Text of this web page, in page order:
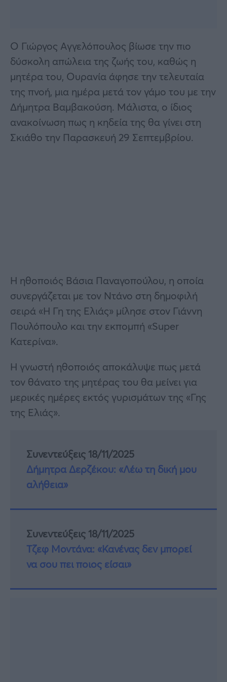
Ο Γιώργος Αγγελόπουλος βίωσε την πιο
δύσκολη απώλεια της ζωής του, καθώς η
μητέρα του, Ουρανία άφησε την τελευταία
της πνοή, μια ημέρα μετά τον γάμο του με την
Δήμητρα Βαμβακούση. Μάλιστα, ο ίδιος
ανακοίνωση πως η κηδεία της θα γίνει στη
Σκιάθο την Παρασκευή 29 Σεπτεμβρίου.
Η ηθοποιός Βάσια Παναγοπούλου, η οποία
συνεργάζεται με τον Ντάνο στη δημοφιλή
σειρά «Η Γη της Ελιάς» μίλησε στον Γιάννη
Πουλόπουλο και την εκπομπή «Super
Κατερίνα».
H γνωστή ηθοποιός αποκάλυψε πως μετά
τον θάνατο της μητέρας του θα μείνει για
μερικές ημέρες εκτός γυρισμάτων της «Γης
της Ελιάς».
Συνεντεύξεις 18/11/2025
Δήμητρα Δερζέκου: «Λέω τη δική μου
αλήθεια»
Συνεντεύξεις 18/11/2025
Τζεφ Μοντάνα: «Κανένας δεν μπορεί
να σου πει ποιος είσαι»